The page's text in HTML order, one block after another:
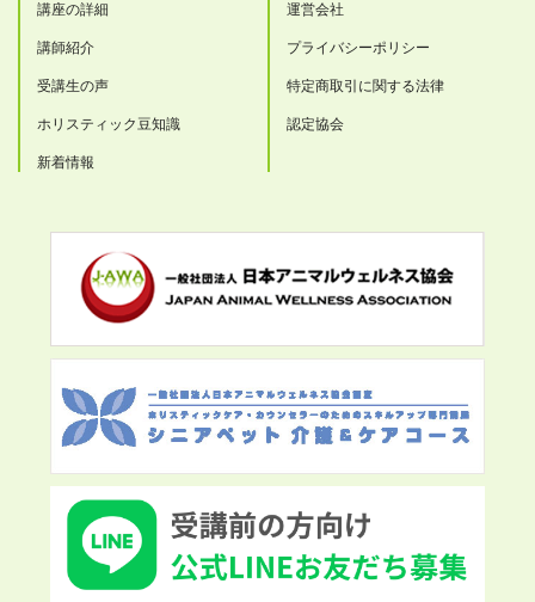
講座の詳細
講師紹介
受講生の声
ホリスティック豆知識
新着情報
運営会社
プライバシーポリシー
特定商取引に関する法律
認定協会